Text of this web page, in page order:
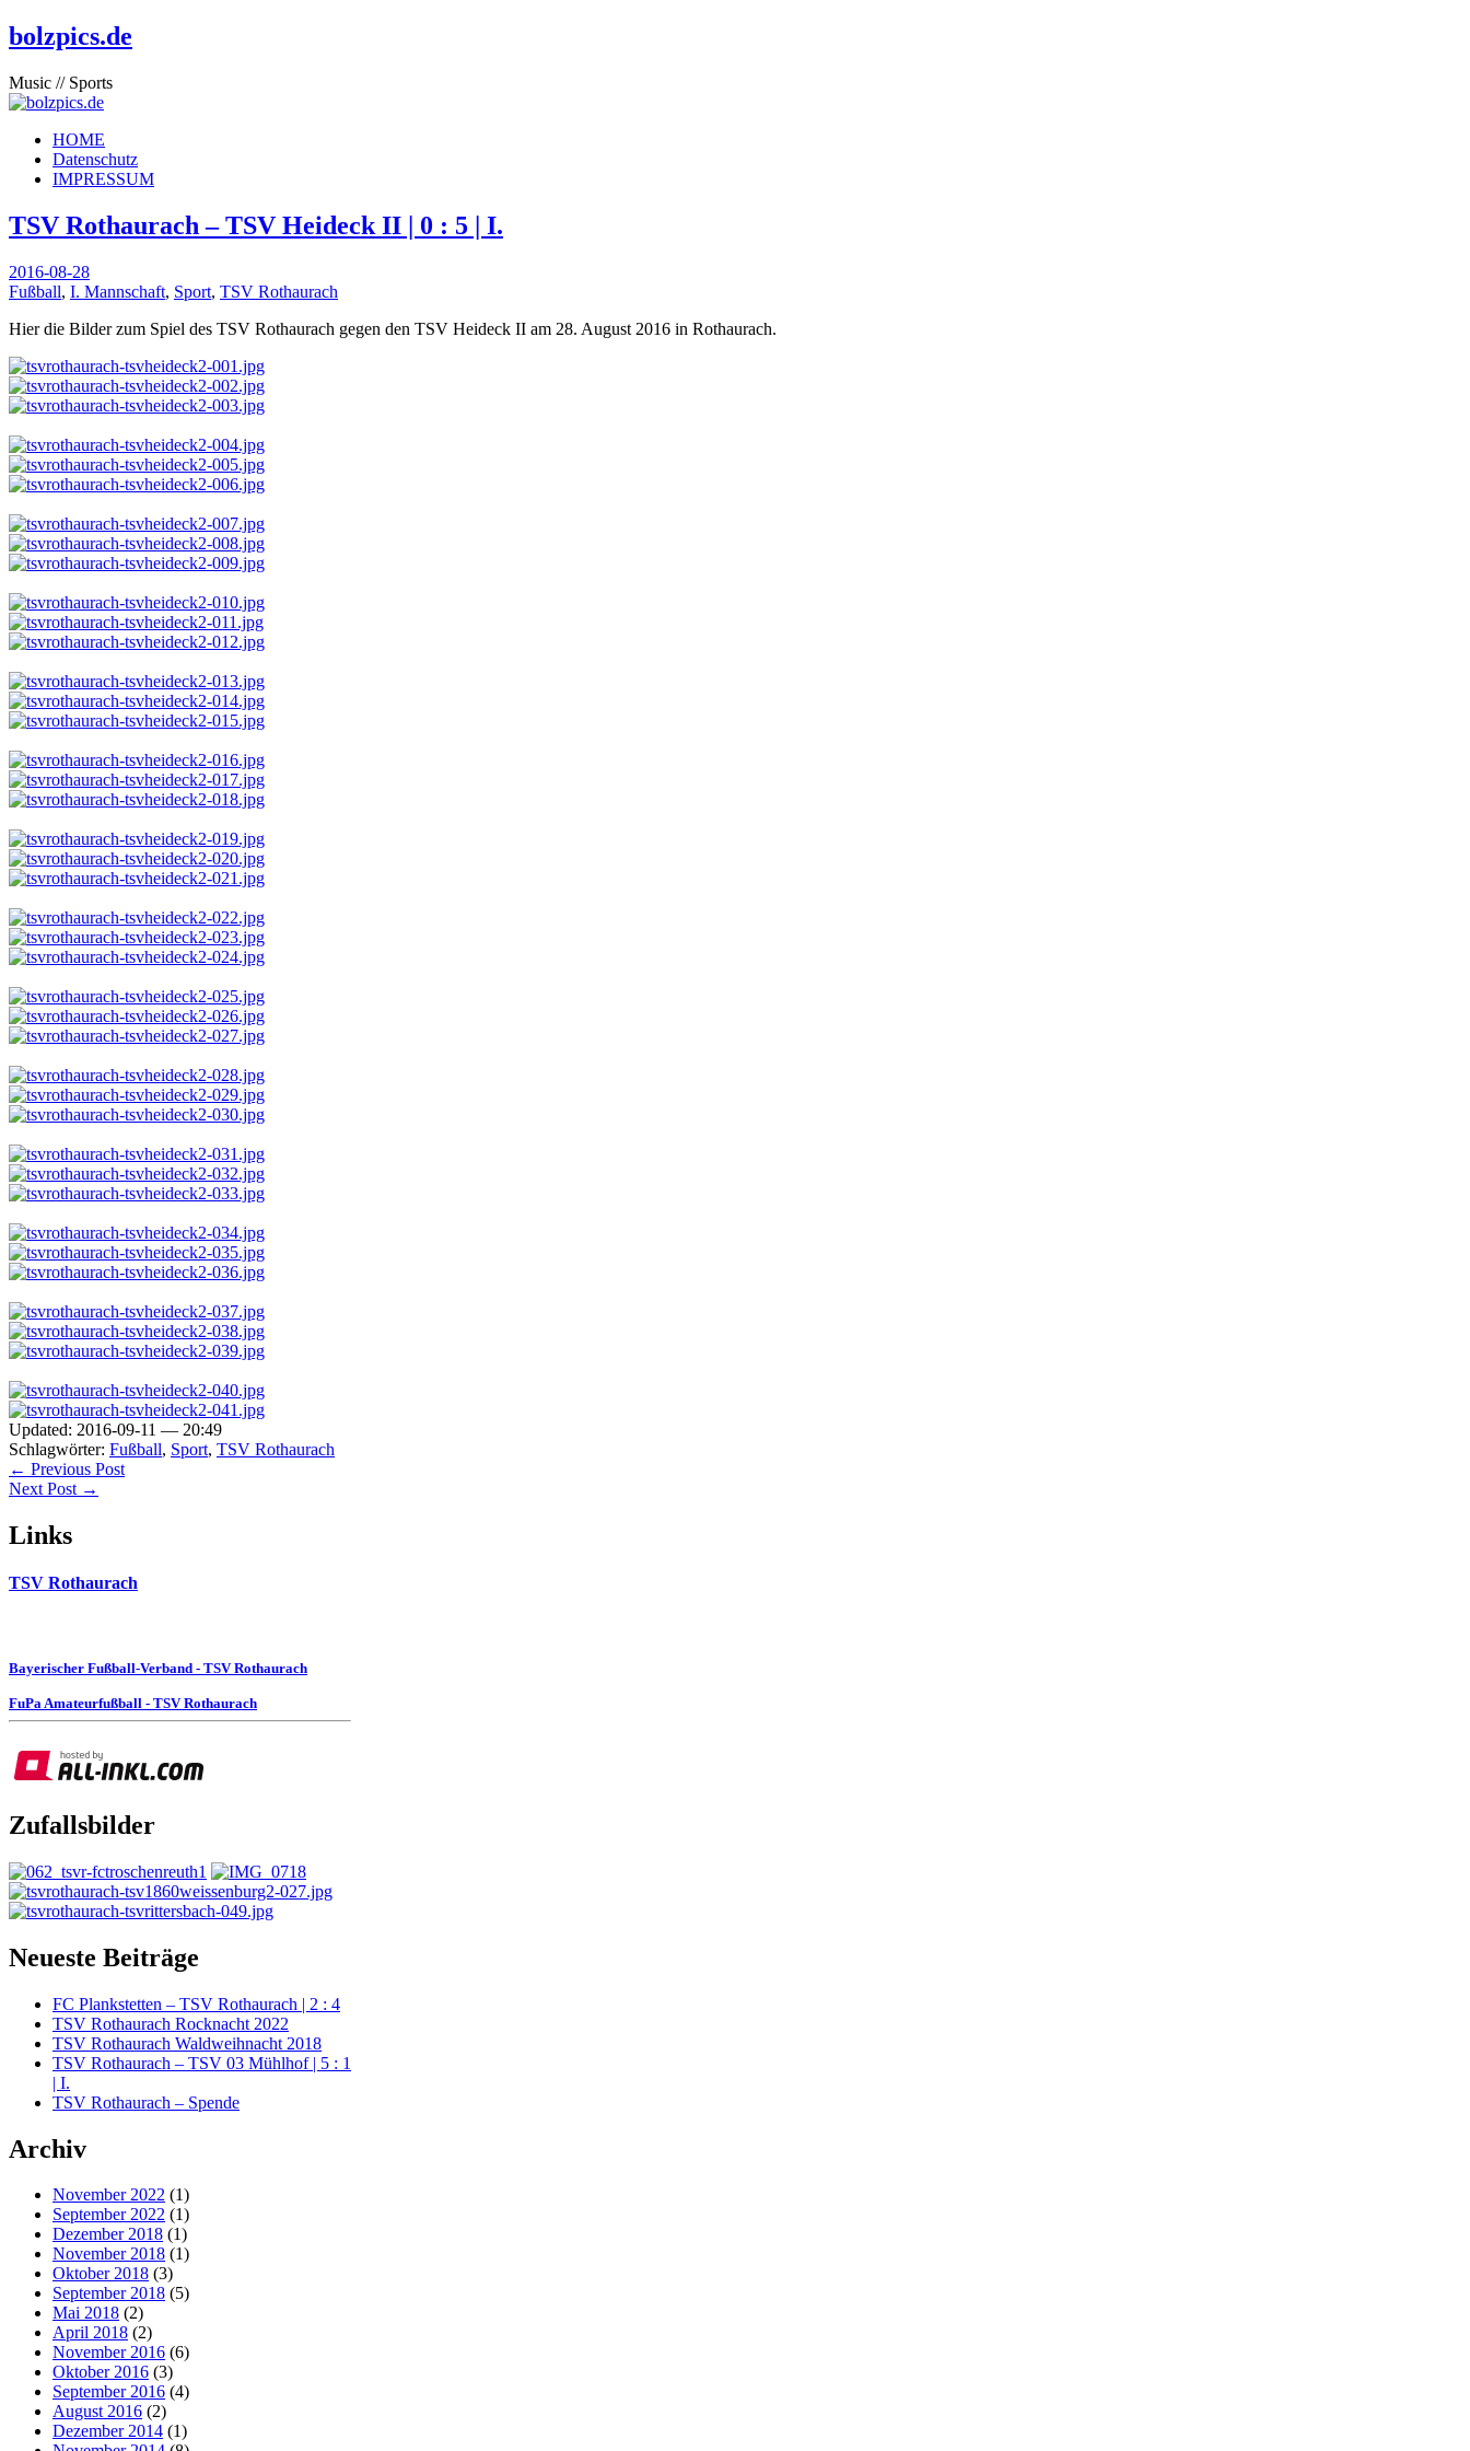
bolzpics.de
Music // Sports
HOME
Datenschutz
IMPRESSUM
TSV Rothaurach – TSV Heideck II | 0 : 5 | I.
2016-08-28
Fußball, I. Mannschaft, Sport, TSV Rothaurach
Hier die Bilder zum Spiel des TSV Rothaurach gegen den TSV Heideck II am 28. August 2016 in Rothaurach.
Updated: 2016-09-11 — 20:49
Schlagwörter: Fußball, Sport, TSV Rothaurach
← Previous Post
Next Post →
Links
TSV Rothaurach
Bayerischer Fußball-Verband - TSV Rothaurach
FuPa Amateurfußball - TSV Rothaurach
Zufallsbilder
Neueste Beiträge
FC Plankstetten – TSV Rothaurach | 2 : 4
TSV Rothaurach Rocknacht 2022
TSV Rothaurach Waldweihnacht 2018
TSV Rothaurach – TSV 03 Mühlhof | 5 : 1
| I.
TSV Rothaurach – Spende
Archiv
November 2022 (1)
September 2022 (1)
Dezember 2018 (1)
November 2018 (1)
Oktober 2018 (3)
September 2018 (5)
Mai 2018 (2)
April 2018 (2)
November 2016 (6)
Oktober 2016 (3)
September 2016 (4)
August 2016 (2)
Dezember 2014 (1)